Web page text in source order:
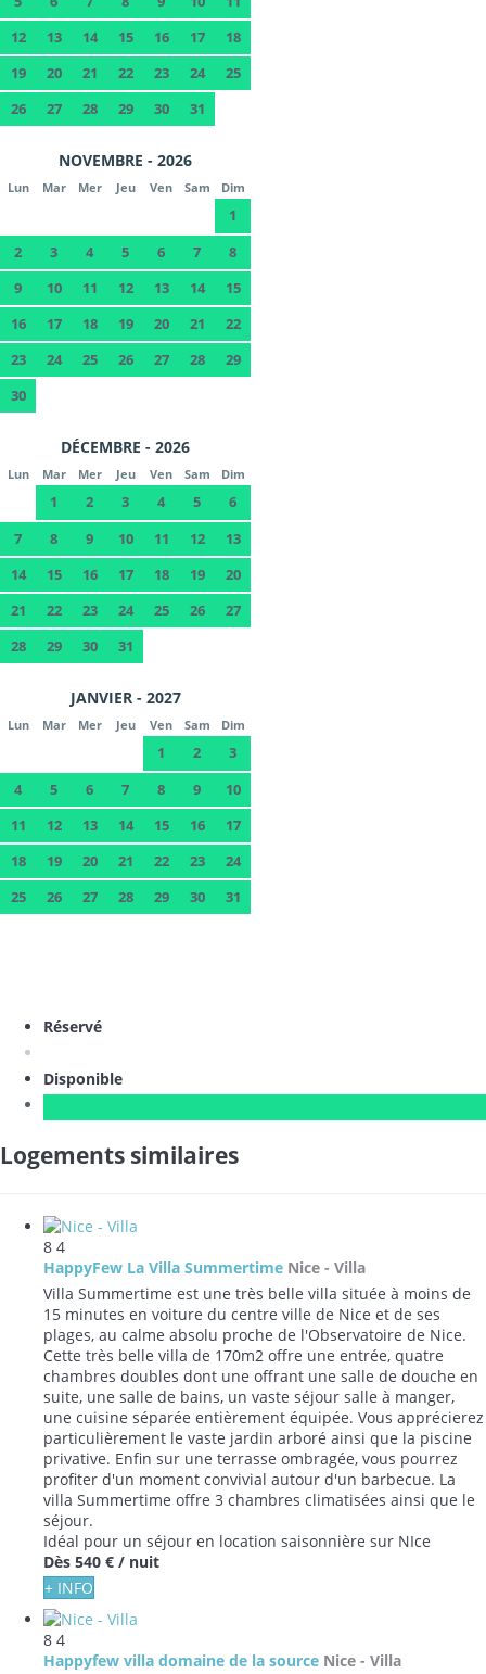
12
13 14 15 16 17
18
19
20 21 22 23 24
25
26
27 28 29 30 31
NOVEMBRE - 2026
Lun Mar Mer Jeu Ven Sam Dim
1
2
3 4 5 6 7
8
9
10 11 12 13 14
15
16
17 18 19 20 21
22
23
24 25 26 27 28
29
30
DÉCEMBRE - 2026
Lun Mar Mer Jeu Ven Sam Dim
1 2 3 4 5
6
7
8 9 10 11 12
13
14
15 16 17 18 19
20
21
22 23 24 25 26
27
28
29 30 31
JANVIER - 2027
Lun Mar Mer Jeu Ven Sam Dim
1 2
3
4
5 6 7 8 9
10
11
12 13 14 15 16
17
18
19 20 21 22 23
24
25
26 27 28 29 30 31
Réservé
Disponible
Logements similaires
8 4
HappyFew La Villa Summertime Nice - Villa
Villa Summertime est une très belle villa située à moins de
15 minutes en voiture du centre ville de Nice et de ses
plages, au calme absolu proche de l'Observatoire de Nice.
Cette très belle villa de 170m2 offre une entrée, quatre
chambres doubles dont une offrant une salle de douche en
suite, une salle de bains, un vaste séjour salle à manger,
une cuisine séparée entièrement équipée. Vous apprécierez
particulièrement le vaste jardin arboré ainsi que la piscine
privative. Enfin sur une terrasse ombragée, vous pourrez
profiter d'un moment convivial autour d'un barbecue. La
villa Summertime offre 3 chambres climatisées ainsi que le
séjour.
Idéal pour un séjour en location saisonnière sur NIce
Dès 540 € / nuit
+ INFO
8 4
Happyfew villa domaine de la source Nice - Villa